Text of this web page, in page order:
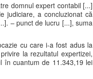
domnul expert contabil [...]
judiciare, a concluzionat că
– punct de lucru [...], suma
cu care i-a fost adus la
la rezultatul expertizei,
în cuantum de 11.343,19 lei